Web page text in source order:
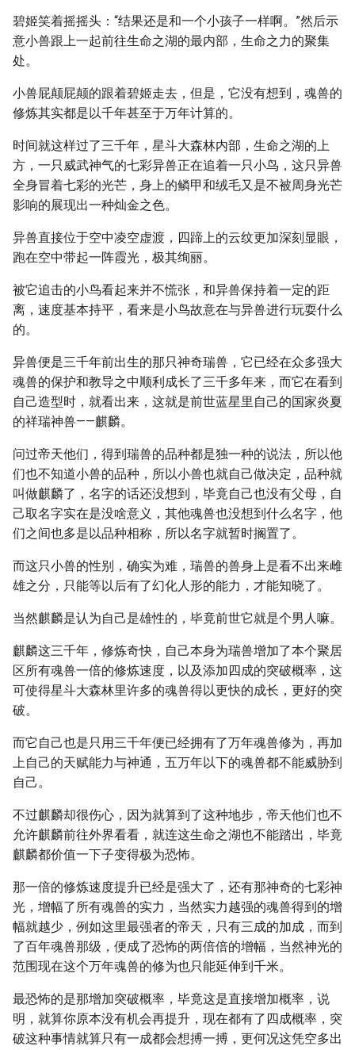
碧姬笑着摇摇头：“结果还是和一个小孩子一样啊。”然后示
意小兽跟上一起前往生命之湖的最内部，生命之力的聚集
处。
小兽屁颠屁颠的跟着碧姬走去，但是，它没有想到，魂兽的
修炼其实都是以千年甚至于万年计算的。
时间就这样过了三千年，星斗大森林内部，生命之湖的上
方，一只威武神气的七彩异兽正在追着一只小鸟，这只异兽
全身冒着七彩的光芒，身上的鳞甲和绒毛又是不被周身光芒
影响的展现出一种灿金之色。
异兽直接位于空中凌空虚渡，四蹄上的云纹更加深刻显眼，
跑在空中带起一阵霞光，极其绚丽。
被它追击的小鸟看起来并不慌张，和异兽保持着一定的距
离，速度基本持平，看来是小鸟故意在与异兽进行玩耍什么
的。
异兽便是三千年前出生的那只神奇瑞兽，它已经在众多强大
魂兽的保护和教导之中顺利成长了三千多年来，而它在看到
自己造型时，就看出来，这就是前世蓝星里自己的国家炎夏
的祥瑞神兽——麒麟。
问过帝天他们，得到瑞兽的品种都是独一种的说法，所以他
们也不知道小兽的品种，所以小兽也就自己做决定，品种就
叫做麒麟了，名字的话还没想到，毕竟自己也没有父母，自
己取名字实在是没啥意义，其他魂兽也没想到什么名字，他
们之间也多是以品种相称，所以名字就暂时搁置了。
而这只小兽的性别，确实为难，瑞兽的兽身上是看不出来雌
雄之分，只能等以后有了幻化人形的能力，才能知晓了。
当然麒麟是认为自己是雄性的，毕竟前世它就是个男人嘛。
麒麟这三千年，修炼奇快，自己本身为瑞兽增加了本个聚居
区所有魂兽一倍的修炼速度，以及添加四成的突破概率，这
可使得星斗大森林里许多的魂兽得以更快的成长，更好的突
破。
而它自己也是只用三千年便已经拥有了万年魂兽修为，再加
上自己的天赋能力与神通，五万年以下的魂兽都不能威胁到
自己。
不过麒麟却很伤心，因为就算到了这种地步，帝天他们也不
允许麒麟前往外界看看，就连这生命之湖也不能踏出，毕竟
麒麟都价值一下子变得极为恐怖。
那一倍的修炼速度提升已经是强大了，还有那神奇的七彩神
光，增幅了所有魂兽的实力，当然实力越强的魂兽得到的增
幅就越少，例如这里最强者的帝天，只有三成的加成，而到
了百年魂兽那级，便成了恐怖的两倍倍的增幅，当然神光的
范围现在这个万年魂兽的修为也只能延伸到千米。
最恐怖的是那增加突破概率，毕竟这是直接增加概率，说
明，就算你原本没有机会再提升，现在都有了四成概率，突
破这种事情就算只有一成都会想搏一搏，更何况这凭空多出